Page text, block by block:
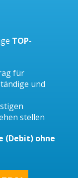
TOP-
für
und
stellen
(Debit) ohne